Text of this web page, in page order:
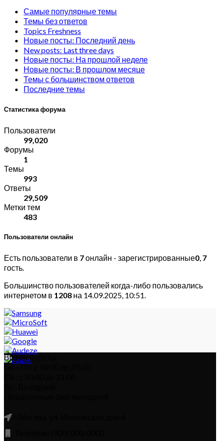
Самые популярные темы
Темы без ответов
Topics Freshness
Новые посты: Последний день
New posts: Last three days
Новые посты: На прошлой неделе
Новые посты: В прошлом месяце
Темы с большинством ответов
Последние темы
Статистика форума
Пользователи
99,020
Форумы
1
Темы
993
Ответы
29,509
Метки тем
483
Пользователи онлайн
Есть пользователи в 7онлайн - зарегистрированные0, 7
гость.
Большинство пользователей когда-либо пользовались
интернетом в 1208 на 14.09.2025, 10:51.
Время работы:
Пн – Пт: с 10:00 до 20:00